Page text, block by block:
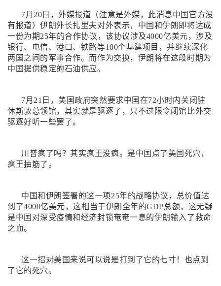
7月20日，外媒报道（注意是外媒，此消息中国官方没
有报道）伊朗外长扎里夫对外表示，中国和伊朗即将达成
一份为期25年的合作协议，该协议涉及4000亿美元，涉及
银行、电信、港口、铁路等100个基建项目，并继续深化
两国之间的军事合作。而作为交换，伊朗将在这段时期为
中国提供稳定的石油供应。
7月21日，美国政府突然要求中国在72小时内关闭驻
休斯敦总领馆，其实就是驱逐了，只不过限令闭馆比外交
驱逐好听一些罢了。
川普疯了吗？其实疯王没疯。是中国点了美国死穴，
疯王抽筋了。
中国和伊朗签署的这一项25年的战略协议，总价值达
到了4000亿美元，这相当于伊朗全年的GDP总额，这无疑
是中国对深受疫情和经济封锁奄奄一息的伊朗输入了救命
之血。
这一招对美国来说可以说是打到了它的七寸！也点到
了它的死穴。